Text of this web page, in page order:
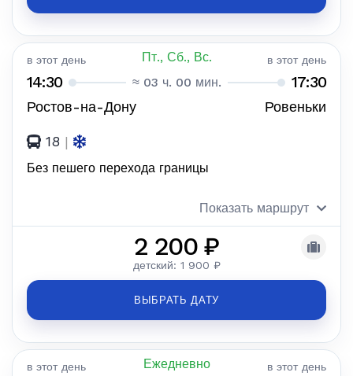
в этот день Пт., Сб., Вс. в этот день
14:30 ≈ 03 ч. 00 мин. 17:30
Ростов-на-Дону Ровеньки
18 |
Без пешего перехода границы
Показать маршрут
2 200 ₽
детский: 1 900 ₽
ВЫБРАТЬ ДАТУ
в этот день Ежедневно в этот день